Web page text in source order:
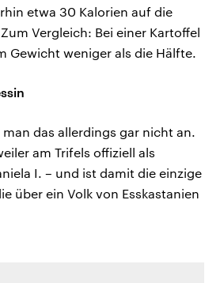
etwa 30 Kalorien auf die
Vergleich: Bei einer Kartoffel
Gewicht weniger als die Hälfte.
man das allerdings gar nicht an.
am Trifels offiziell als
I. – und ist damit die einzige
über ein Volk von Esskastanien